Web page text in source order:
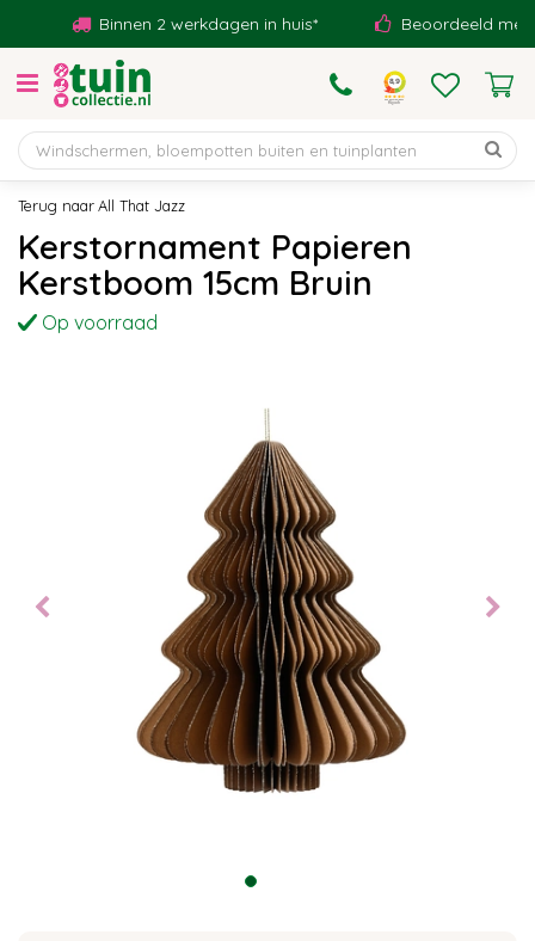
All That Jazz
Binnen 2 werkdagen in huis* Beoordeeld met
Kerstornament Papieren
Kerstboom 15cm Bruin
Op voorraad